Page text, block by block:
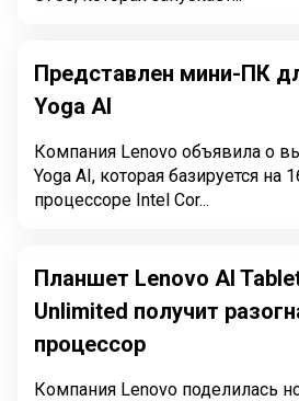
Представлен мини-ПК
Yoga AI
Компания Lenovo объявила о
Yoga AI, которая базируется на
процессоре Intel Cor...
Планшет Lenovo AI
Unlimited получит
процессор
Компания Lenovo поделилась